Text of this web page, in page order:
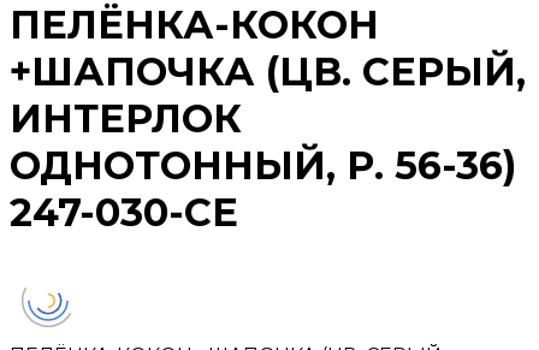
ПЕЛЁНКА-КОКОН
+ШАПОЧКА (ЦВ. СЕРЫЙ,
ИНТЕРЛОК
ОДНОТОННЫЙ, Р. 56-36)
247-030-СЕ